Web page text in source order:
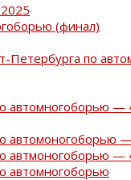
(финал)
Петербурга по
автомногоборью
автомоногоборью
автмоногоборью —
автомногоборью